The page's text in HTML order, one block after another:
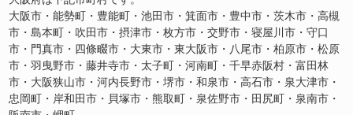
大阪市・能勢町・豊能町・池田市・箕面市・豊中市・茨木市・高槻
市・島本町・吹田市・摂津市・枚方市・交野市・寝屋川市・守口
市・門真市・四條畷市・大東市・東大阪市・八尾市・柏原市・松原
市・羽曳野市・藤井寺市・太子町・河南町・千早赤阪村・富田林
市・大阪狭山市・河内長野市・堺市・和泉市・高石市・泉大津市・
忠岡町・岸和田市・貝塚市・熊取町・泉佐野市・田尻町・泉南市・